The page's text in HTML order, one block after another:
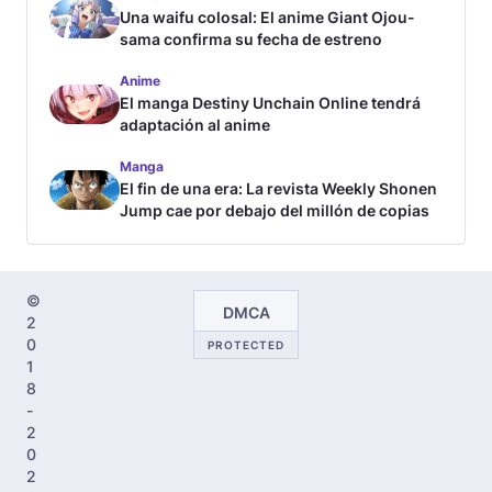
Una waifu colosal: El anime Giant Ojou-
sama confirma su fecha de estreno
Anime
El manga Destiny Unchain Online tendrá
adaptación al anime
Manga
El fin de una era: La revista Weekly Shonen
Jump cae por debajo del millón de copias
©
2
0
1
8
-
2
0
2
DMCA
PROTECTED